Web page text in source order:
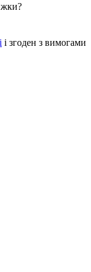
і згоден з вимогами